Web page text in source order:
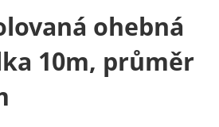
ohebná
10m, průměr